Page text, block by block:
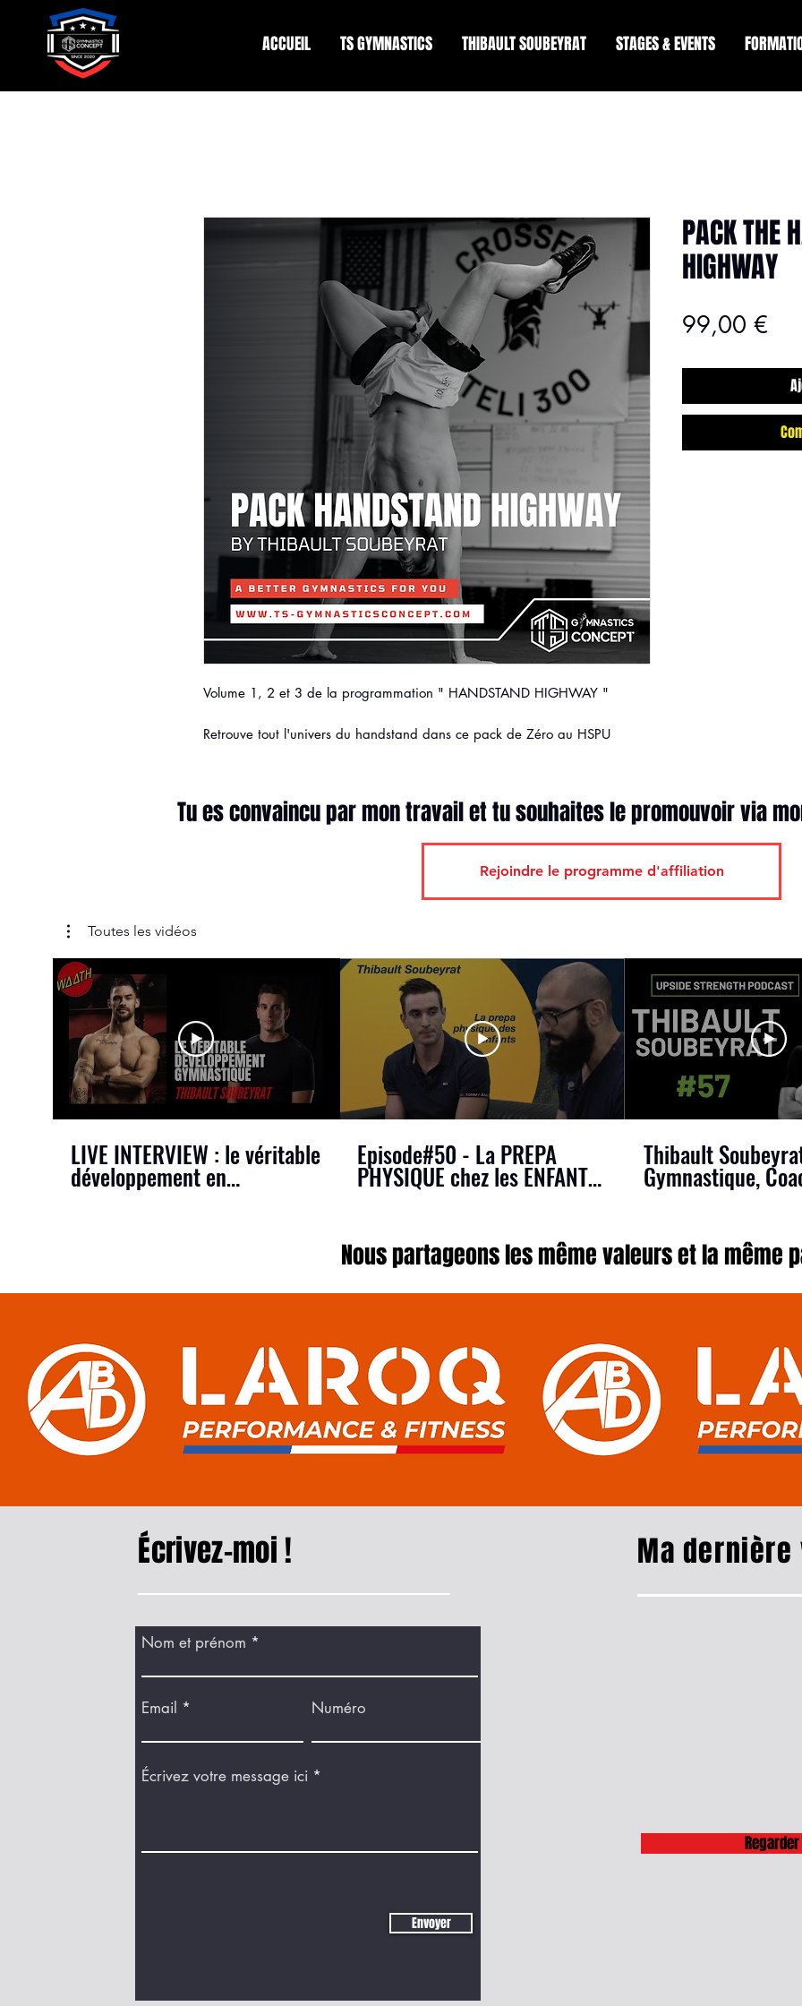
ACCUEIL TS GYMNASTICS THIBAULT SOUBEYRAT STAGES & EVENTS
Volume 1, 2 et 3 de la programmation " HANDSTAND HIGHWAY "
Retrouve tout l'univers du handstand dans ce pack de Zéro au HSPU
PACK THE
HIGHWAY
99,00 €
Tu es convaincu par mon travail et tu souhaites le promouvoir via
Rejoindre le programme d'affiliation
Toutes les vidéos
LIVE INTERVIEW : le véritable
développement en
gymnastique avec Thibault
Episode#50 - La PREPA
PHYSIQUE chez les ENFANTS
avec Thibault Soubeyrat
Thibault
Gymnastique,
Prépa Physique,
Nous partageons les même valeurs et la même
Écrivez-moi !
Nom et prénom
Email Numéro
Écrivez votre message ici
Envoyer
Ma